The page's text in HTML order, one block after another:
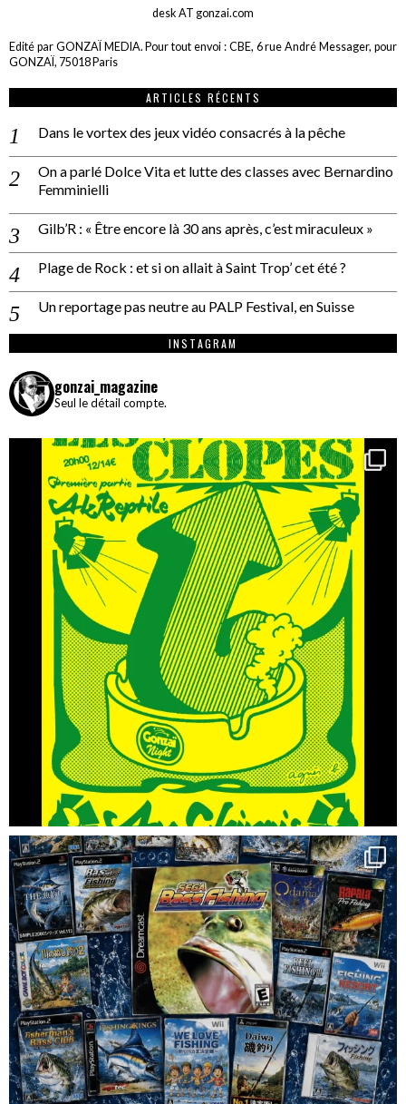
desk AT gonzai.com
Edité par GONZAÏ MEDIA. Pour tout envoi : CBE, 6 rue André Messager, pour
GONZAÏ, 75018 Paris
ARTICLES RÉCENTS
Dans le vortex des jeux vidéo consacrés à la pêche
On a parlé Dolce Vita et lutte des classes avec Bernardino
Femminielli
Gilb’R : « Être encore là 30 ans après, c’est miraculeux »
Plage de Rock : et si on allait à Saint Trop’ cet été ?
Un reportage pas neutre au PALP Festival, en Suisse
INSTAGRAM
gonzai_magazine
Seul le détail compte.